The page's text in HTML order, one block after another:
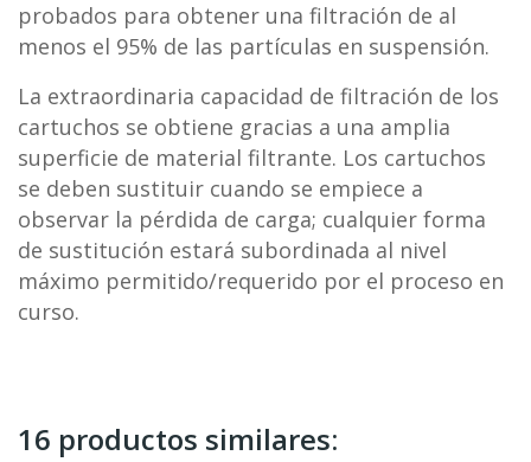
probados para obtener una filtración de al
menos el 95% de las partículas en suspensión.
La extraordinaria capacidad de filtración de los
cartuchos se obtiene gracias a una amplia
superficie de material filtrante. Los cartuchos
se deben sustituir cuando se empiece a
observar la pérdida de carga; cualquier forma
de sustitución estará subordinada al nivel
máximo permitido/requerido por el proceso en
curso.
16 productos similares: